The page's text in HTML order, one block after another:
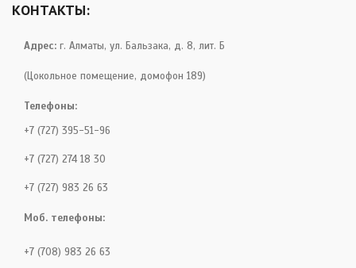
КОНТАКТЫ:
Адрес: г. Алматы, ул. Бальзака, д. 8, лит. Б
(Цокольное помещение, домофон 189)
Телефоны:
+7 (727) 395-51-96
+7 (727) 274 18 30
+7 (727) 983 26 63
Моб. телефоны:
+7 (708) 983 26 63